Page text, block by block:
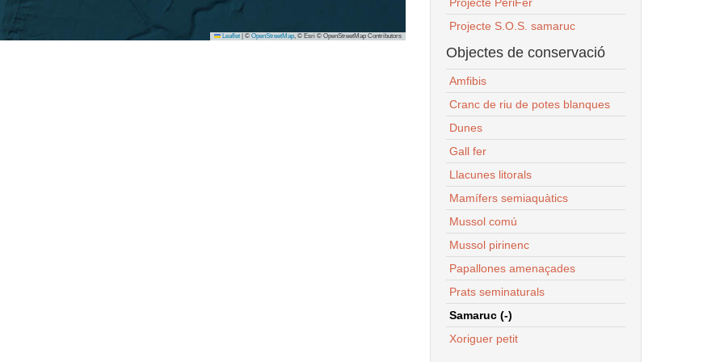
Leaflet © OpenStreetMap, © Esri © OpenStreetMap Contributors
Projecte S.O.S. samaruc
Objectes de conservació
Amfibis
Cranc de riu de potes blanques
Dunes
Gall fer
Llacunes litorals
Mamífers semiaquàtics
Mussol comú
Mussol pirinenc
Papallones amenaçades
Prats seminaturals
Samaruc (-)
Xoriguer petit